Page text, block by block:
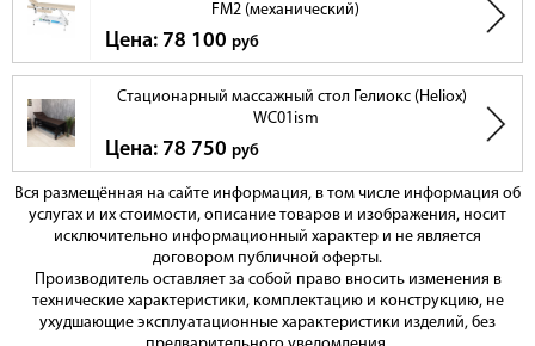
FM2 (механический)
Цена: 78 100 руб
Стационарный массажный стол Гелиокс (Heliox)
WC01ism
Цена: 78 750 руб
Вся размещённая на сайте информация, в том числе информация об
услугах и их стоимости, описание товаров и изображения, носит
исключительно информационный характер и не является
договором публичной оферты.
Производитель оставляет за собой право вносить изменения в
технические характеристики, комплектацию и конструкцию, не
ухудшающие эксплуатационные характеристики изделий, без